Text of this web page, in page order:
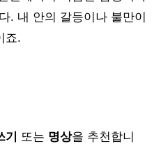
. 내 안의 갈등이나 불만이
죠.
또는 명상을 추천합니